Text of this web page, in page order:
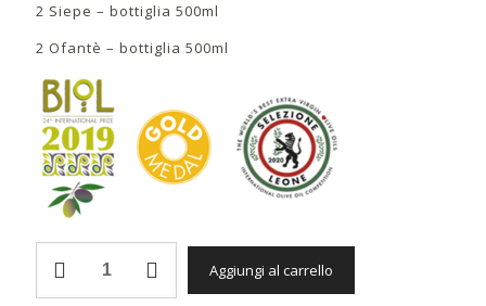
2 Siepe – bottiglia 500ml
2 Ofantè – bottiglia 500ml
Aggiungi al carrello